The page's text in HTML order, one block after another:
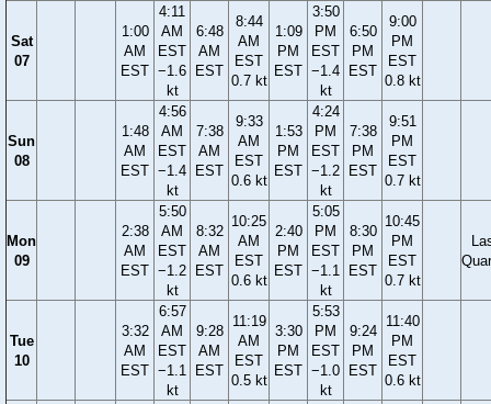
Sat
07
1:00
AM
EST
4:11
AM
EST
−1.6
kt
6:48
AM
EST
8:44
AM
EST
0.7 kt
1:09
PM
EST
3:50
PM
EST
−1.4
kt
6:50
PM
EST
9:00
PM
EST
0.8 kt
Sun
08
1:48
AM
EST
4:56
AM
EST
−1.4
kt
7:38
AM
EST
9:33
AM
EST
0.6 kt
1:53
PM
EST
4:24
PM
EST
−1.2
kt
7:38
PM
EST
9:51
PM
EST
0.7 kt
Mon
09
2:38
AM
EST
5:50
AM
EST
−1.2
kt
8:32
AM
EST
10:25
AM
EST
0.6 kt
2:40
PM
EST
5:05
PM
EST
−1.1
kt
8:30
PM
EST
10:45
PM
EST
0.7 kt
Tue
10
3:32
AM
EST
6:57
AM
EST
−1.1
kt
9:28
AM
EST
11:19
AM
EST
0.5 kt
3:30
PM
EST
5:53
PM
EST
−1.0
kt
9:24
PM
EST
11:40
PM
EST
0.6 kt